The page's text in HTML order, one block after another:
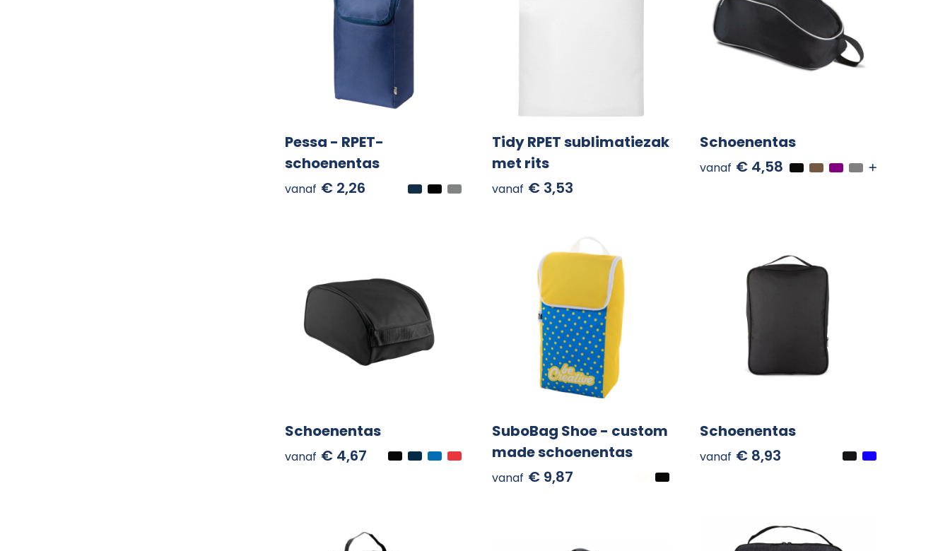
Pessa - RPET-
schoenentas
vanaf € 2,26
Tidy RPET sublimatiezak
met rits
vanaf € 3,53
Schoenentas
vanaf € 4,58
Schoenentas
vanaf € 4,67
SuboBag Shoe - custom
made schoenentas
vanaf € 9,87
Schoenentas
vanaf € 8,93